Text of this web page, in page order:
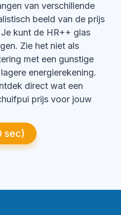
van verschillende
beeld van de prijs
kunt de HR++ glas
Zie het niet als
met een gunstige
energierekening.
direct wat een
prijs voor jouw
sec)